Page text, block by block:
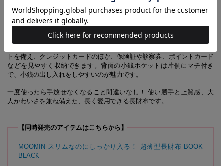
厚さがたったの約1cmと極薄なので、小さなバッグにもスッと入って身
軽にお出かけしたいときにとっても便利！ 女性の手にフィットするス
マートなサイズ感ながら、お札を折らずに入れられるのもうれしいポイ
トを備え、クレジットカードのほか、保険証や診察券、ポイントカード
などを見やすく収納できます。背面の小銭ポケットは片側にマチ付き
で、小銭の出し入れをしやすいのが魅力です。
一度使ったら手放せなくなること間違いなし！ 使い勝手と上質感、大
人かわいさを兼ね備えた、長く愛用できる長財布です。
【同時発売のアイテムはこちらから】
MOOMIN スリムなのにしっかり入る！ 超薄型長財布 BOOK
BLACK